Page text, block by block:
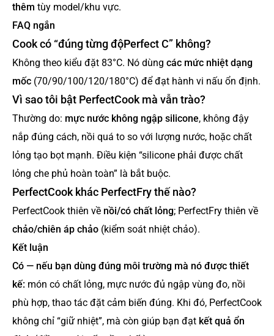
thêm tùy model/khu vực.
FAQ ngắn
Cook có “đúng từng độPerfect C” không?
Không theo kiểu đặt 83°C. Nó dùng các mức nhiệt dạng
mốc (70/90/100/120/180°C) để đạt hành vi nấu ổn định.
Vì sao tôi bật PerfectCook mà vẫn trào?
Thường do: mực nước không ngập silicone, không đậy
nắp đúng cách, nồi quá to so với lượng nước, hoặc chất
lỏng tạo bọt mạnh. Điều kiện “silicone phải được chất
lỏng che phủ hoàn toàn” là bắt buộc.
PerfectCook khác PerfectFry thế nào?
PerfectCook thiên về nồi/có chất lỏng; PerfectFry thiên về
chảo/chiên áp chảo (kiểm soát nhiệt chảo).
Kết luận
Có — nếu bạn dùng đúng môi trường mà nó được thiết
kế: món có chất lỏng, mực nước đủ ngập vùng đo, nồi
phù hợp, thao tác đặt cảm biến đúng. Khi đó, PerfectCook
không chỉ “giữ nhiệt”, mà còn giúp bạn đạt kết quả ổn